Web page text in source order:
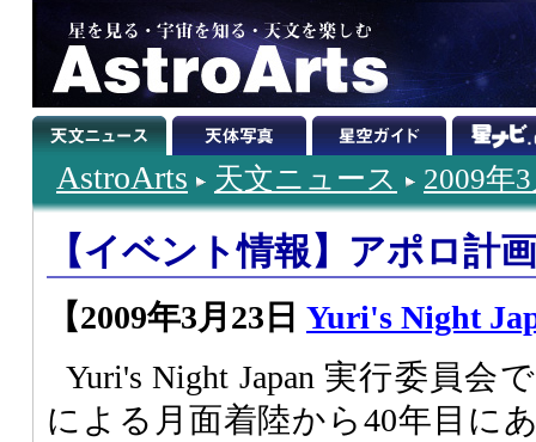
AstroArts 天文ニュース 2009年
【イベント情報】アポロ計
【2009年3月23日 Yuri's Night
Yuri's Night Japan 実行委員会
による月面着陸から40年目に